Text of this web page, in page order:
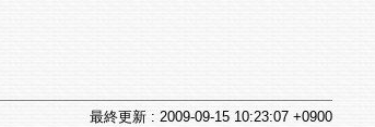
最終更新: 2009-09-15 10:23:07 +0900